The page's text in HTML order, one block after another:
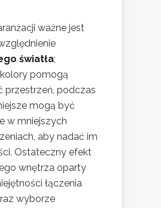
ważne jest
światła;
pomogą
przestrzeń, podczas
mogą być
w mniejszych
aby nadać im
Ostateczny efekt
wnętrza oparty
łączenia
wyborze